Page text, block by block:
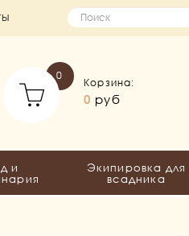
0
Корзина:
0 руб
и
Экипировка для
всадника